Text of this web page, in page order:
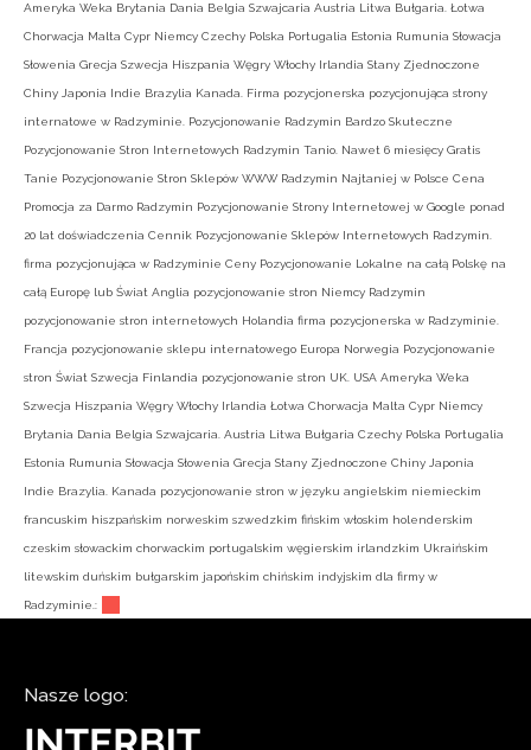
Ameryka Weka Brytania Dania Belgia Szwajcaria Austria Litwa Bułgaria. Łotwa
Chorwacja Malta Cypr Niemcy Czechy Polska Portugalia Estonia Rumunia Słowacja
Słowenia Grecja Szwecja Hiszpania Węgry Włochy Irlandia Stany Zjednoczone
Chiny Japonia Indie Brazylia Kanada. Firma pozycjonerska pozycjonująca strony
internatowe w Radzyminie. Pozycjonowanie Radzymin Bardzo Skuteczne
Pozycjonowanie Stron Internetowych Radzymin Tanio. Nawet 6 miesięcy Gratis
Tanie Pozycjonowanie Stron Sklepów WWW Radzymin Najtaniej w Polsce Cena
Promocja za Darmo Radzymin Pozycjonowanie Strony Internetowej w Google ponad
20 lat doświadczenia Cennik Pozycjonowanie Sklepów Internetowych Radzymin.
firma pozycjonująca w Radzyminie Ceny Pozycjonowanie Lokalne na całą Polskę na
całą Europę lub Świat Anglia pozycjonowanie stron Niemcy Radzymin
pozycjonowanie stron internetowych Holandia firma pozycjonerska w Radzyminie.
Francja pozycjonowanie sklepu internatowego Europa Norwegia Pozycjonowanie
stron Świat Szwecja Finlandia pozycjonowanie stron UK. USA Ameryka Weka
Szwecja Hiszpania Węgry Włochy Irlandia Łotwa Chorwacja Malta Cypr Niemcy
Brytania Dania Belgia Szwajcaria. Austria Litwa Bułgaria Czechy Polska Portugalia
Estonia Rumunia Słowacja Słowenia Grecja Stany Zjednoczone Chiny Japonia
Indie Brazylia. Kanada pozycjonowanie stron w języku angielskim niemieckim
francuskim hiszpańskim norweskim szwedzkim fińskim włoskim holenderskim
czeskim słowackim chorwackim portugalskim węgierskim irlandzkim Ukraińskim
litewskim duńskim bułgarskim japońskim chińskim indyjskim dla firmy w
Radzyminie.:
Nasze logo: